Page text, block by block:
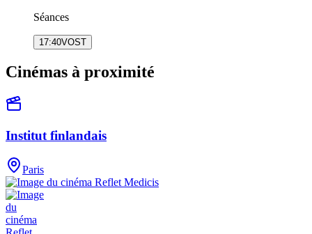
Séances
17:40VOST
Cinémas à proximité
Institut finlandais
Paris